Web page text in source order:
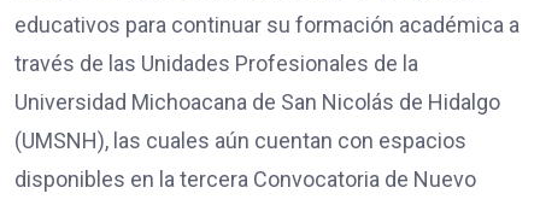
educativos para continuar su formación académica a
través de las Unidades Profesionales de la
Universidad Michoacana de San Nicolás de Hidalgo
(UMSNH), las cuales aún cuentan con espacios
disponibles en la tercera Convocatoria de Nuevo